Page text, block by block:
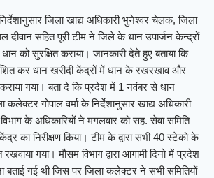
जिला खाद्य अधिकारी भुनेश्वर चेलक, जिला
दीवान सहित पूरी टीम ने जिले के धान उपार्जन केन्द्रों
को सुरक्षित कराया। जानकारी देते हुए बताया कि
कर धान खरीदी केंद्रों में धान के रखरखाव और
गया। बता दे कि प्रदेश में 1 नवंबर से धान
गोपाल वर्मा के निर्देशानुसार खाद्य अधिकारी
के अधिकारियों ने मगलवार को सह. सेवा समिति
का निरीक्षण किया। टीम के द्वारा सभी 40 स्टेको के
गया। मौसम विभाग द्वारा आगामी दिनो में प्रदेश
बताई गई थी जिस पर जिला कलेक्टर ने सभी समितियों